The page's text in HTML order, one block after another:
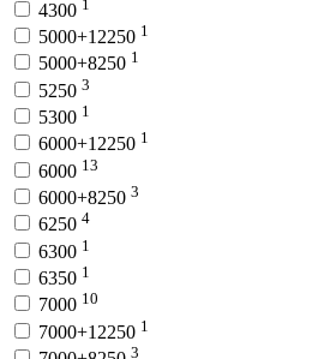
4300
5000+12250 1
5000+8250 1
5250 3
5300 1
6000+12250 1
6000 13
6000+8250 3
6250 4
6300 1
6350 1
7000 10
7000+12250 1
3